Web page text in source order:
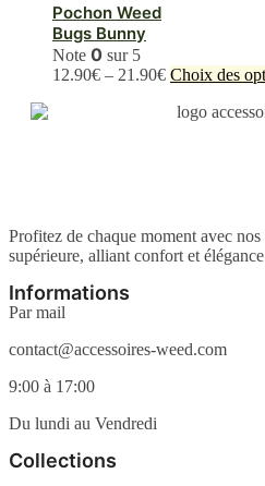
Pochon Weed
Bugs Bunny
Note 0 sur 5
12.90€ – 21.90€ Choix des
Profitez de chaque moment avec
supérieure, alliant confort et
Informations
Par mail
contact@accessoires-weed.com
9:00 à 17:00
Du lundi au Vendredi
Collections